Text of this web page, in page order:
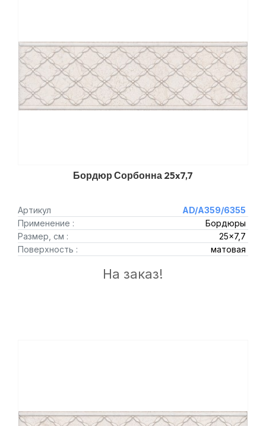
Бордюр Сорбонна 25x7,7
Артикул
AD/A359/6355
Применение :
Бордюры
Размер, см :
25x7,7
Поверхность :
матовая
На заказ!